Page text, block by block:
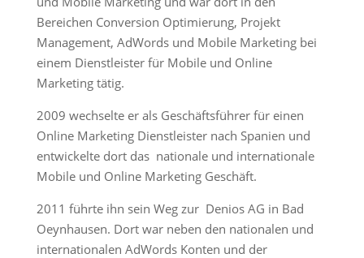
Bereichen Conversion Optimierung, Projekt
Management, AdWords und Mobile Marketing bei
einem Dienstleister für Mobile und Online
Marketing tätig.
2009 wechselte er als Geschäftsführer für einen
Online Marketing Dienstleister nach Spanien und
entwickelte dort das nationale und internationale
Mobile und Online Marketing Geschäft.
2011 führte ihn sein Weg zur Denios AG in Bad
Oeynhausen. Dort war neben den nationalen und
internationalen AdWords Konten und der